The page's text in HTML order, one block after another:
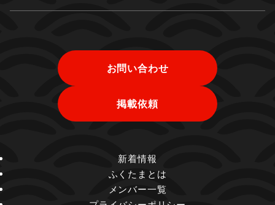
お問い合わせ
掲載依頼
新着情報
ふくたまとは
メンバー一覧